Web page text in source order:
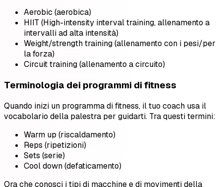
Aerobic (aerobica)
HIIT (High-intensity interval training, allenamento a
intervalli ad alta intensità)
Weight/strength training (allenamento con i pesi/per
la forza)
Circuit training (allenamento a circuito)
Terminologia dei programmi di fitness
Quando inizi un programma di fitness, il tuo coach usa il
vocabolario della palestra per guidarti. Tra questi termini:
Warm up (riscaldamento)
Reps (ripetizioni)
Sets (serie)
Cool down (defaticamento)
Ora che conosci i tipi di macchine e di movimenti della